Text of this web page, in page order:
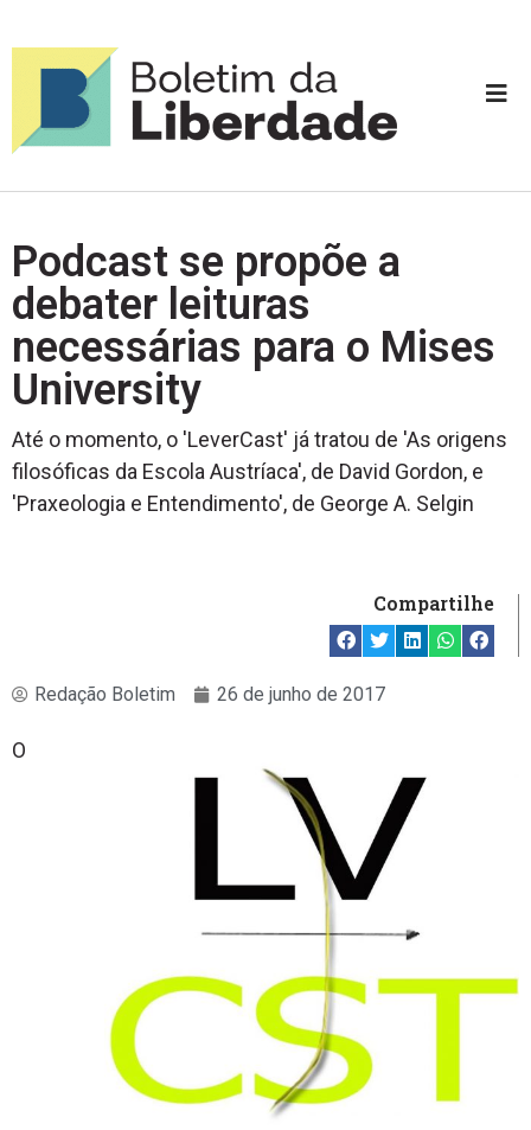
Podcast se propõe a
debater leituras
necessárias para o Mises
University
Até o momento, o 'LeverCast' já tratou de 'As origens
filosóficas da Escola Austríaca', de David Gordon, e
'Praxeologia e Entendimento', de George A. Selgin
Compartilhe
Redação Boletim 26 de junho de 2017
O